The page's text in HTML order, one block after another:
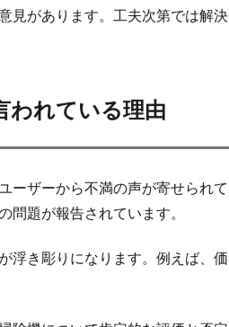
見があります。工夫次第では解決
われている理由
ーザーから不満の声が寄せられて
問題が報告されています。
浮き彫りになります。例えば、価